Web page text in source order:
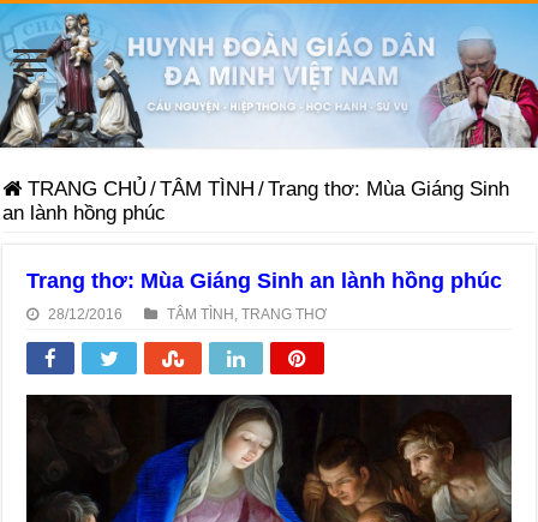
TRANG CHỦ /TÂM TÌNH /Trang thơ: Mùa Giáng Sinh
an lành hồng phúc
Trang thơ: Mùa Giáng Sinh an lành hồng phúc
28/12/2016 TÂM TÌNH ,TRANG THƠ